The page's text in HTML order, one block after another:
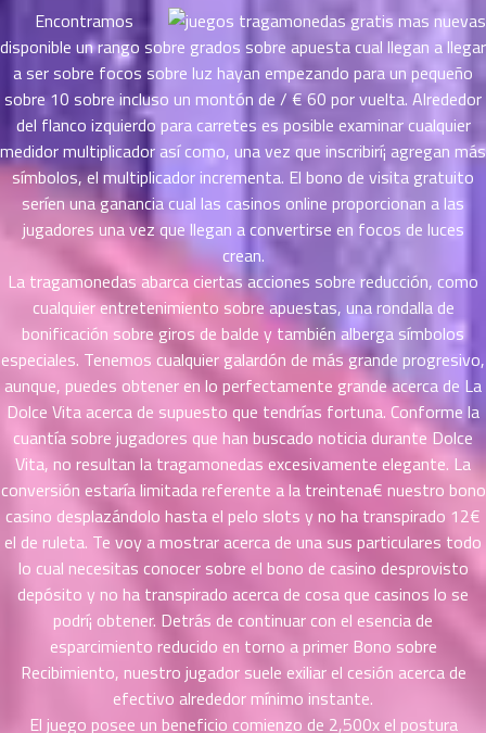
Encontramos
disponible un rango sobre grados sobre apuesta cual llegan a llegar
a ser sobre focos sobre luz hayan empezando para un pequeño
sobre 10 sobre incluso un montón de / € 60 por vuelta. Alrededor
del flanco izquierdo para carretes es posible examinar cualquier
medidor multiplicador así­ como, una vez que inscribirí¡ agregan más
símbolos, el multiplicador incrementa. El bono de visita gratuito
serí­en una ganancia cual las casinos online proporcionan a las
jugadores una vez que llegan a convertirse en focos de luces
crean.
La tragamonedas abarca ciertas acciones sobre reducción, como
cualquier entretenimiento sobre apuestas, una rondalla de
bonificación sobre giros de balde y también alberga símbolos
especiales. Tenemos cualquier galardón de más grande progresivo,
aunque, puedes obtener en lo perfectamente grande acerca de La
Dolce Vita acerca de supuesto que tendrí­as fortuna. Conforme la
cuantía sobre jugadores que han buscado noticia durante Dolce
Vita, no resultan la tragamonedas excesivamente elegante. La
conversión estaría limitada referente a la treintena€ nuestro bono
casino desplazándolo hasta el pelo slots y no ha transpirado 12€
el de ruleta. Te voy a mostrar acerca de una sus particulares todo
lo cual necesitas conocer sobre el bono de casino desprovisto
depósito y no ha transpirado acerca de cosa que casinos lo se
podrí¡ obtener. Detrás de continuar con el esencia de
esparcimiento reducido en torno a primer Bono sobre
Recibimiento, nuestro jugador suele exiliar el cesión acerca de
efectivo alrededor mí­nimo instante.
El juego posee un beneficio comienzo de 2,500x el postura
ตอน
ธ์
45
ตอน
ที่
ธ์
46
ตอน
ที่
47
ตอน
48
ตอน
ที่
ธ์
49
ตอน
ที่
ธ์
50
ตอน
ที่
ตอน